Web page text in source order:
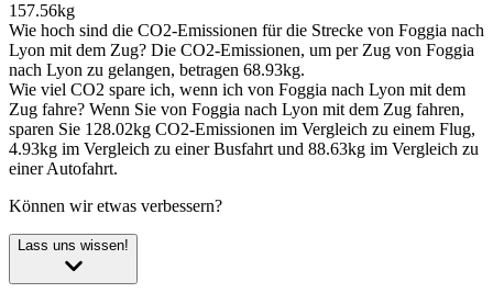
157.56kg
Wie hoch sind die CO2-Emissionen für die Strecke von Foggia nach
Lyon mit dem Zug? Die CO2-Emissionen, um per Zug von Foggia
nach Lyon zu gelangen, betragen 68.93kg.
Wie viel CO2 spare ich, wenn ich von Foggia nach Lyon mit dem
Zug fahre? Wenn Sie von Foggia nach Lyon mit dem Zug fahren,
sparen Sie 128.02kg CO2-Emissionen im Vergleich zu einem Flug,
4.93kg im Vergleich zu einer Busfahrt und 88.63kg im Vergleich zu
einer Autofahrt.
Können wir etwas verbessern?
Lass uns wissen!